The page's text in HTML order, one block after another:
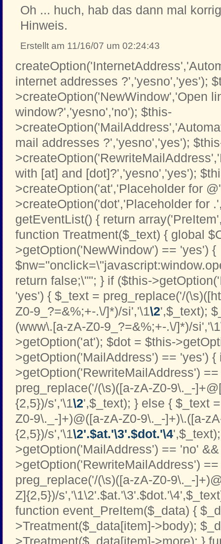
Oh ... huch, hab das dann mal
Hinweis.
Erstellt am 11/16/07 um 02:24:43
internet addresses ?','yesno','yes');
>createOption('NewWindow','Open
window?','yesno','no'); $this-
mail addresses ?','yesno','yes');
with [at] and [dot]?','yesno','yes');
>createOption('at','Placeholder for
>createOption('dot','Placeholder for
getEventList() { return
function Treatment($_text) { global
>getOption('NewWindow') == 'yes') {
return false;\""; } if ($this-
'yes') { $_text = preg_replace('/
Z0-9_?=&%;+-.\/]*)/si','\1\2',$_text);
(www\.[a-zA-Z0-9_?=&%;+-.\/]*)/si','\1
>getOption('at'); $dot = $this-
>getOption('MailAddress') == 'yes') {
>getOption('RewriteMailAddress')
preg_replace('/(\s)([a-zA-Z0-9\._-
{2,5})/s','\1\2',$_text); } else { $_text
Z0-9\._-]+)@([a-zA-Z0-9\._-]+)\.([a-
{2,5})/s','\1\2'.$at.'\3'.$dot.'\4
>getOption('MailAddress') == 'no'
>getOption('RewriteMailAddress')
preg_replace('/(\s)([a-zA-Z0-9\._-
Z]{2,5})/
function event_PreItem($_data) {
>Treatment($_data[item]->body);
>Treatment($_data[item]->more); }